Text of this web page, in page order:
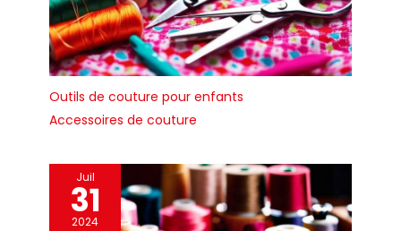
Outils de couture pour enfants
Accessoires de couture
Juil
31
2024